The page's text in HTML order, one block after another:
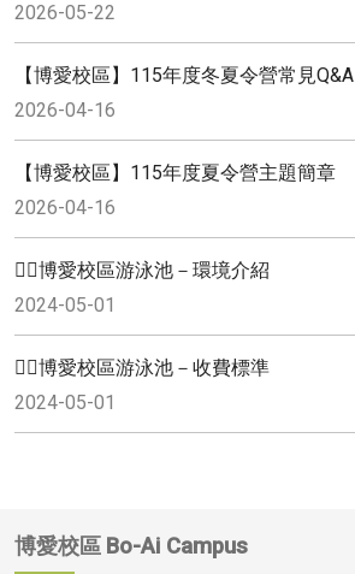
2026-05-22
【博愛校區】115年度冬夏令營常見Q&A
2026-04-16
【博愛校區】115年度夏令營主題簡章
2026-04-16
🏊🏻博愛校區游泳池－環境介紹
2024-05-01
🏊🏻博愛校區游泳池－收費標準
2024-05-01
博愛校區 Bo-Ai Campus